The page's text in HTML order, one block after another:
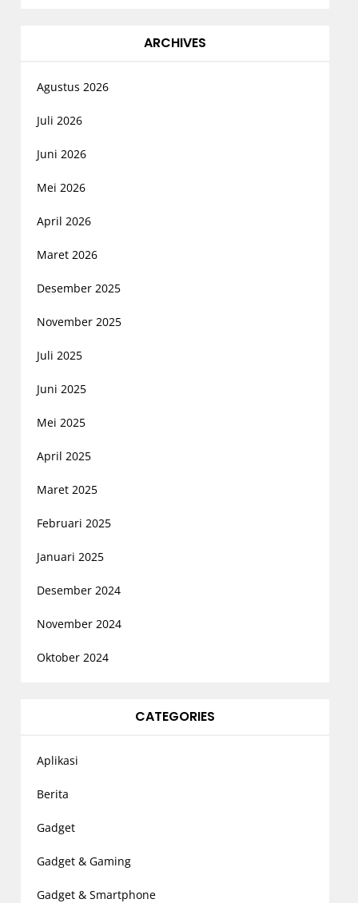
ARCHIVES
Agustus 2026
Juli 2026
Juni 2026
Mei 2026
April 2026
Maret 2026
Desember 2025
November 2025
Juli 2025
Juni 2025
Mei 2025
April 2025
Maret 2025
Februari 2025
Januari 2025
Desember 2024
November 2024
Oktober 2024
CATEGORIES
Aplikasi
Berita
Gadget
Gadget & Gaming
Gadget & Smartphone